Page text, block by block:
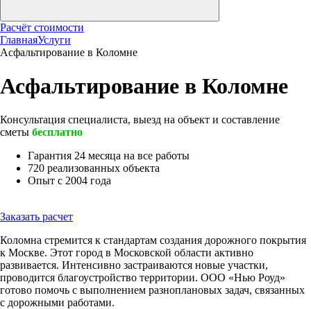
Расчёт стоимости
ГлавнаяУслуги
Асфальтирование в Коломне
Асфальтирование в Коломне
Консультация специалиста, выезд на объект и составление
сметы бесплатно
Гарантия 24 месяца на все работы
720 реализованных объекта
Опыт с 2004 года
Заказать расчет
Коломна стремится к стандартам создания дорожного покрытия
к Москве. Этот город в Московской области активно
развивается. Интенсивно застраиваются новые участки,
проводится благоустройство территории. ООО «Нью Роуд»
готово помочь с выполнением разноплановых задач, связанных
с дорожными работами.